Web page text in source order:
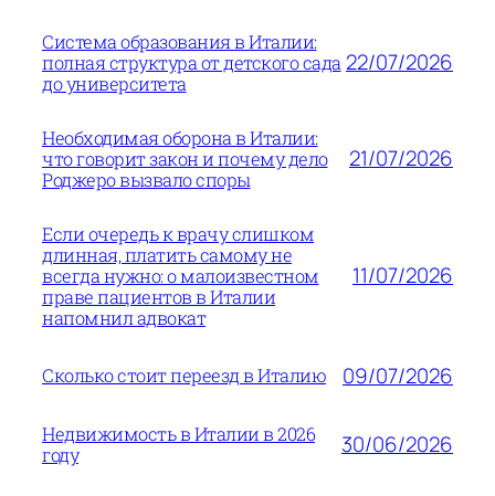
Система образования в Италии:
полная структура от детского сада
до университета
22/07/2026
Необходимая оборона в Италии:
что говорит закон и почему дело
Роджеро вызвало споры
21/07/2026
Если очередь к врачу слишком
длинная, платить самому не
всегда нужно: о малоизвестном
праве пациентов в Италии
напомнил адвокат
11/07/2026
Сколько стоит переезд в Италию 09/07/2026
Недвижимость в Италии в 2026
году
30/06/2026